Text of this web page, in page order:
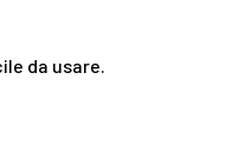
da usare.